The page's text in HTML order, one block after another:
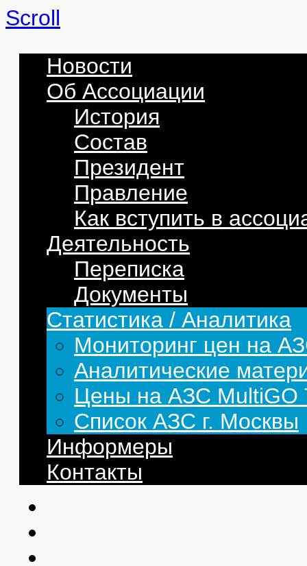
Scroll
Новости
Об Ассоциации
История
Состав
Президент
Правление
Как вступить в
Деятельность
Переписка
Документы
Статистика / Аналитика
Мониторинг цен на
Аналитические
Цены на АЗС
Список АЗС г. Москвы
Информеры
Контакты